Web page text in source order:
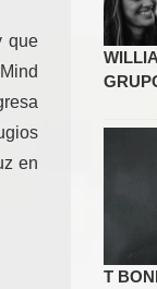
que
en
T